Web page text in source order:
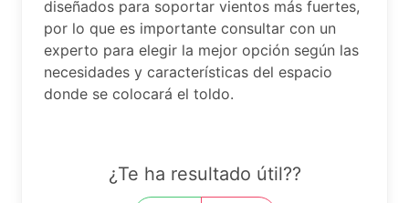
diseñados para soportar vientos más fuertes,
por lo que es importante consultar con un
experto para elegir la mejor opción según las
necesidades y características del espacio
donde se colocará el toldo.
¿Te ha resultado útil??